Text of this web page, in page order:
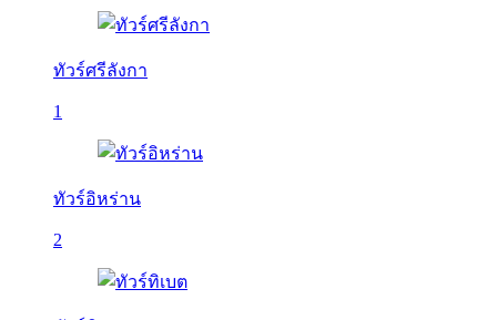
ทัวร์ศรีลังกา
1
ทัวร์อิหร่าน
2